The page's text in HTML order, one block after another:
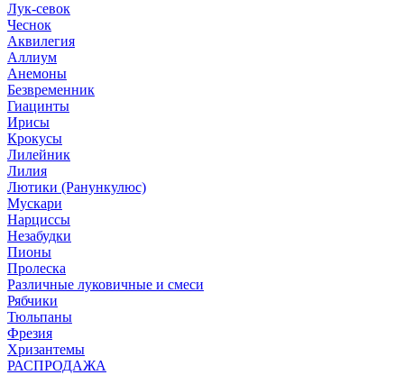
Лук-севок
Чеснок
Аквилегия
Аллиум
Анемоны
Безвременник
Гиацинты
Ирисы
Крокусы
Лилейник
Лилия
Лютики (Ранункулюс)
Мускари
Нарцисcы
Незабудки
Пионы
Пролеска
Различные луковичные и смеси
Рябчики
Тюльпаны
Фрезия
Хризантемы
РАСПРОДАЖА